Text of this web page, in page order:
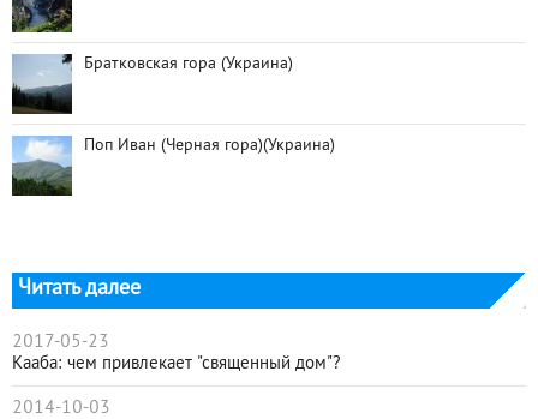
Братковская гора (Украина)
Поп Иван (Черная гора)(Украина)
Читать далее
2017-05-23
Кааба: чем привлекает "священный дом"?
2014-10-03